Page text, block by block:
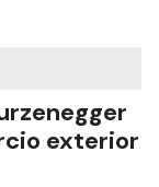
exterior